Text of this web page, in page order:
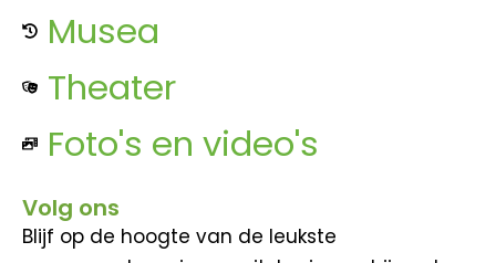
Musea
Theater
Foto's en video's
Volg ons
Blijf op de hoogte van de leukste